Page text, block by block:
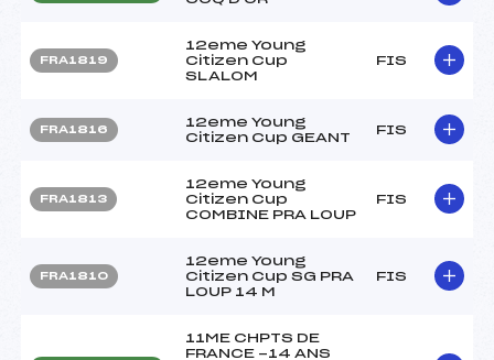
FRA1819
12eme Young
Citizen Cup
SLALOM
FIS
FRA1816
12eme Young
Citizen Cup GEANT
FIS
FRA1813
12eme Young
Citizen Cup
COMBINE PRA LOUP
FIS
FRA1810
12eme Young
Citizen Cup SG PRA
LOUP 14 M
FIS
11ME CHPTS DE
FRANCE -14 ANS